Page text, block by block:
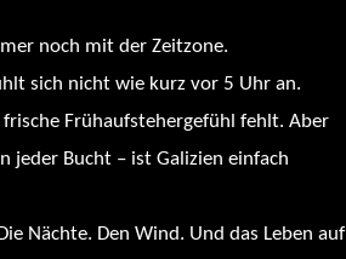
noch mit der Zeitzone.
sich nicht wie kurz vor 5 Uhr an.
frische Frühaufstehergefühl fehlt. Aber
jeder Bucht – ist Galizien einfach
Nächte. Den Wind. Und das Leben auf